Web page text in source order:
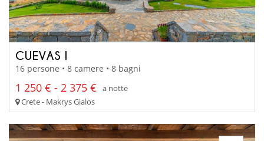
CUEVAS I
16 persone • 8 camere • 8 bagni
1 250 € - 2 375 €
a notte
Crete - Makrys Gialos